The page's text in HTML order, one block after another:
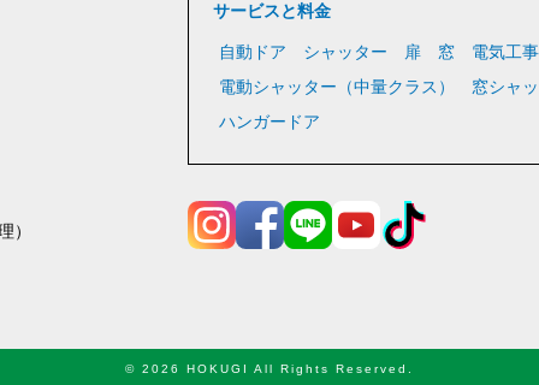
）
サービスと料金
自動ドア シャッター 扉 窓
電気工事
電動シャッター（中量クラス）
窓シャ
ハンガードア
© 2026 HOKUGI All Rights Reserved.